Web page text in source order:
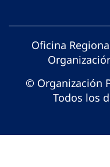
Oficina
© Organización
Todos los